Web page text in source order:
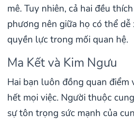
mê. Tuy nhiên, cả hai đều
phương nên giữa họ có thể
quyền lực trong mối quan hệ.
Ma Kết và Kim Ngưu
Hai bạn luôn đồng quan điểm
hết mọi việc. Người thuộc
sự tôn trọng sức mạnh của